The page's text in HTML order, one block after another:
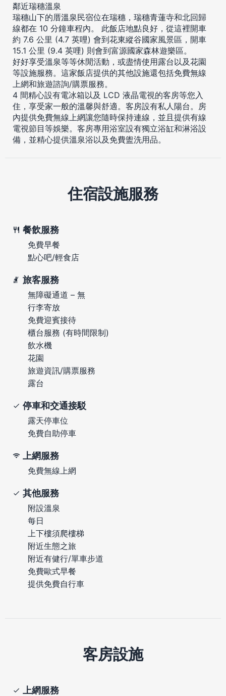
鄰近瑞穗溫泉
瑞穗山下的厝溫泉民宿位在瑞穗，瑞穗青蓮寺和北回歸
線都在 10 分鐘車程內。 此飯店地點良好，從這裡開車
約 7.6 公里 (4.7 英哩) 會到花東縱谷國家風景區，開車
15.1 公里 (9.4 英哩) 則會到富源國家森林遊樂區。
好好享受溫泉等等休閒活動，或盡情使用露台以及花園
等設施服務。這家飯店提供的其他設施還包括免費無線
上網和旅遊諮詢/購票服務。
4 間精心設有電冰箱以及 LCD 液晶電視的客房等您入
住，享受家一般的溫馨與舒適。客房設有私人陽台。房
內提供免費無線上網讓您隨時保持連線，並且提供有線
電視節目等娛樂。客房專用浴室設有獨立浴缸和淋浴設
備，並精心提供溫泉浴以及免費盥洗用品。
住宿設施服務
餐飲服務
免費早餐
點心吧/輕食店
旅客服務
無障礙通道 – 無
行李寄放
免費迎賓接待
櫃台服務 (有時間限制)
飲水機
花園
旅遊資訊/購票服務
露台
停車和交通接駁
露天停車位
免費自助停車
上網服務
免費無線上網
其他服務
附設溫泉
每日
上下樓須爬樓梯
附近生態之旅
附近有健行/單車步道
免費歐式早餐
提供免費自行車
客房設施
上網服務